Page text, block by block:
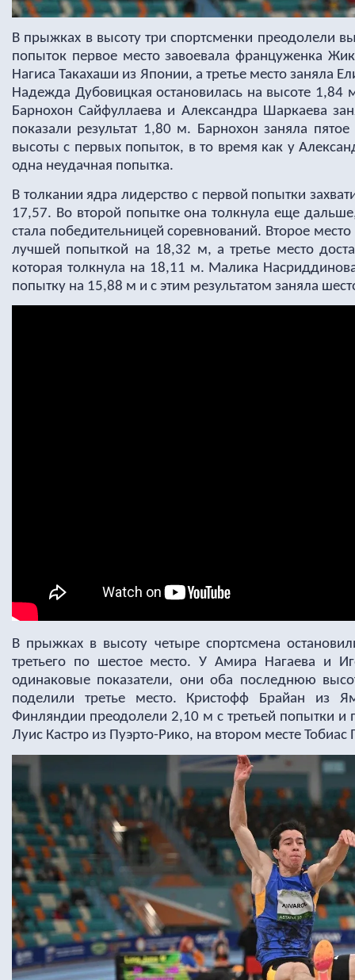
В прыжках в высоту три спортсменки преодолели
попыток первое место завоевала француженка
Нагиса Такахаши из Японии, а третье место заняла
Надежда Дубовицкая остановилась на высоте 1,84
Барнохон Сайфуллаева и Александра Шаркаева
показали результат 1,80 м. Барнохон заняла
высоты с первых попыток, в то время как у
одна неудачная попытка.
В толкании ядра лидерство с первой попытки
17,57. Во второй попытке она толкнула еще
стала победительницей соревнований. Второе
лучшей попыткой на 18,32 м, а третье место
которая толкнула на 18,11 м. Малика
попытку на 15,88 м и с этим результатом заняла
В прыжках в высоту четыре спортсмена
третьего по шестое место. У Амира Нагаева и
одинаковые показатели, они оба последнюю
поделили третье место. Кристофф Брайан из
Финляндии преодолели 2,10 м с третьей попытки и
Луис Кастро из Пуэрто-Рико, на втором месте Тобиас